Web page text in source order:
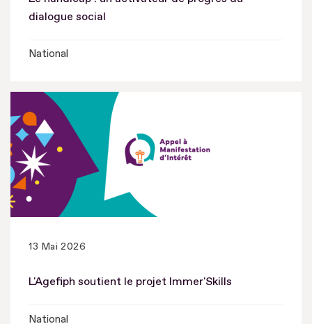
dialogue social
National
13 Mai 2026
L'Agefiph soutient le projet Immer'Skills
National